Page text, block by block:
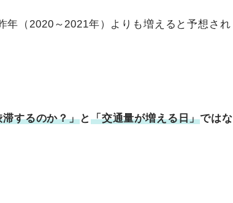
年（2020～2021年）よりも増えると予想され
するのか？」と 「交通量が増える日」ではな